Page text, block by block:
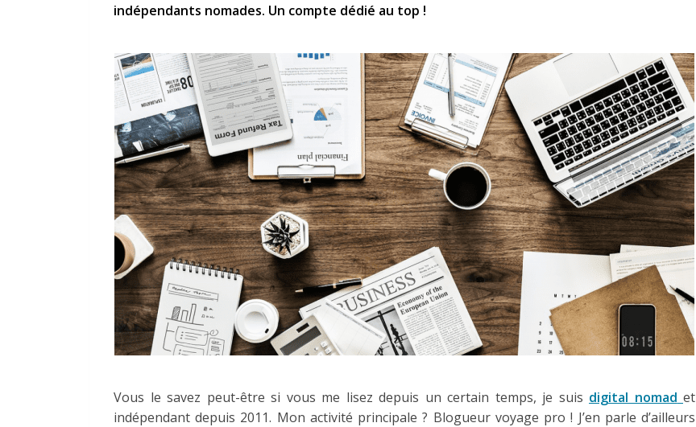
indépendants nomades. Un compte dédié au top !
Vous le savez peut-être si vous me lisez depuis un certain temps, je suis digital nomad et
indépendant depuis 2011. Mon activité principale ? Blogueur voyage pro ! J’en parle d’ailleurs